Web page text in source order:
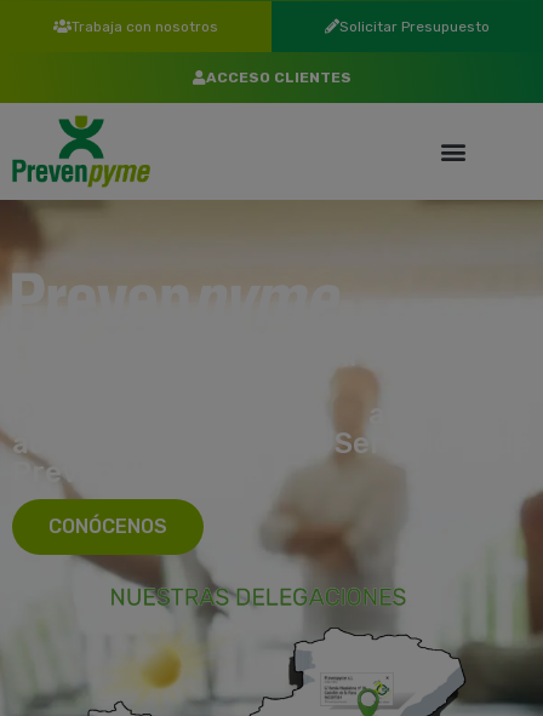
Trabaja con nosotros Solicitar Presupuesto
ACCESO CLIENTES
Pionera, desde el año 1998
acreditada como Servicio de
Prevención Ajeno
CONÓCENOS